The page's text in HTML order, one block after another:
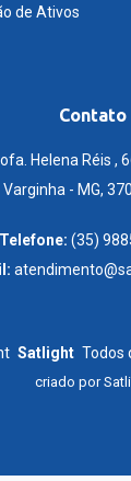
de Ativos
Contato
Helena Réis ,
Varginha - MG,
Telefone: (35)
Satlight Todos
criado por